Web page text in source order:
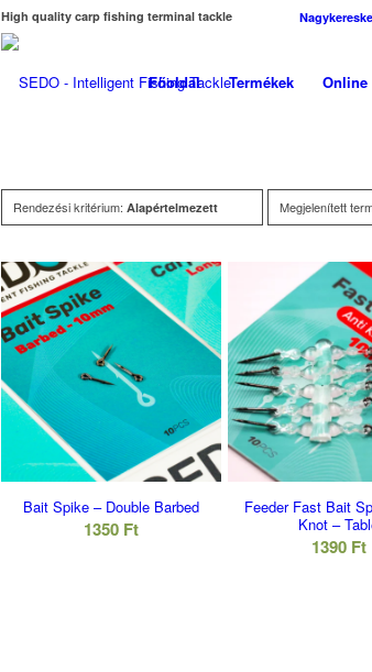
High quality carp fishing terminal tackle
Főoldal Termékek Online
Rendezési kritérium: Alapértelmezett Megjelenített
Bait Spike – Double Barbed
1350 Ft
Feeder Fast Bait
Knot –
1390 Ft